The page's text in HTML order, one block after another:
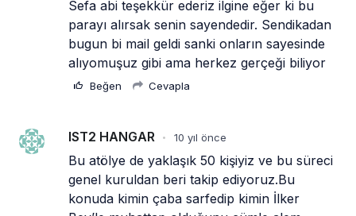
Sefa abi teşekkür ederiz ilgine eğer ki bu
parayı alırsak senin sayendedir. Sendikadan
bugun bi mail geldi sanki onların sayesinde
alıyomuşuz gibi ama herkez gerçeği biliyor
Beğen Cevapla
IST2 HANGAR • 10 yıl önce
Bu atölye de yaklaşık 50 kişiyiz ve bu süreci
genel kuruldan beri takip ediyoruz.Bu
konuda kimin çaba sarfedip kimin İlker